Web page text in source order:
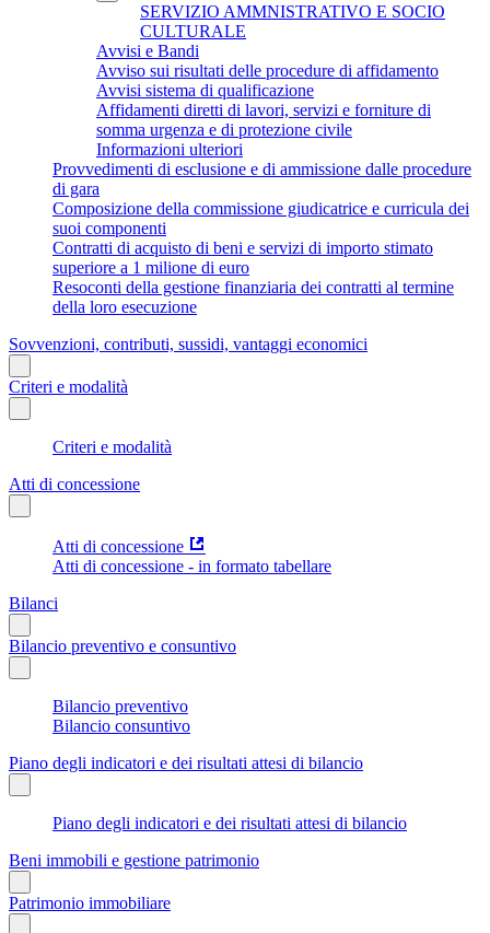
SERVIZIO AMMNISTRATIVO E SOCIO
CULTURALE
Avvisi e Bandi
Avviso sui risultati delle procedure di affidamento
Avvisi sistema di qualificazione
Affidamenti diretti di lavori, servizi e forniture di
somma urgenza e di protezione civile
Informazioni ulteriori
Provvedimenti di esclusione e di ammissione dalle procedure
di gara
Composizione della commissione giudicatrice e curricula dei
suoi componenti
Contratti di acquisto di beni e servizi di importo stimato
superiore a 1 milione di euro
Resoconti della gestione finanziaria dei contratti al termine
della loro esecuzione
Sovvenzioni, contributi, sussidi, vantaggi economici
Criteri e modalità
Criteri e modalità
Atti di concessione
Atti di concessione
Atti di concessione - in formato tabellare
Bilanci
Bilancio preventivo e consuntivo
Bilancio preventivo
Bilancio consuntivo
Piano degli indicatori e dei risultati attesi di bilancio
Piano degli indicatori e dei risultati attesi di bilancio
Beni immobili e gestione patrimonio
Patrimonio immobiliare